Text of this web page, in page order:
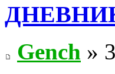
Gench »